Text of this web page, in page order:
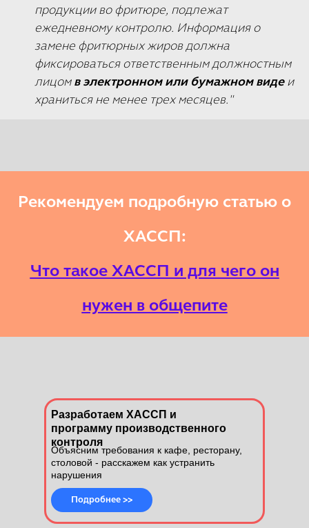
продукции во фритюре, подлежат
ежедневному контролю. Информация о
замене фритюрных жиров должна
фиксироваться ответственным должностным
лицомв электронном или бумажном видеи
храниться не менее трех месяцев."
Рекомендуем подробную статью о
ХАССП:
Что такое ХАССП и для чего он
нужен в общепите
Разработаем ХАССП и
программу производственного
контроля
Объясним требования к кафе, ресторану,
столовой - расскажем как устранить
нарушения
Подробнее >>